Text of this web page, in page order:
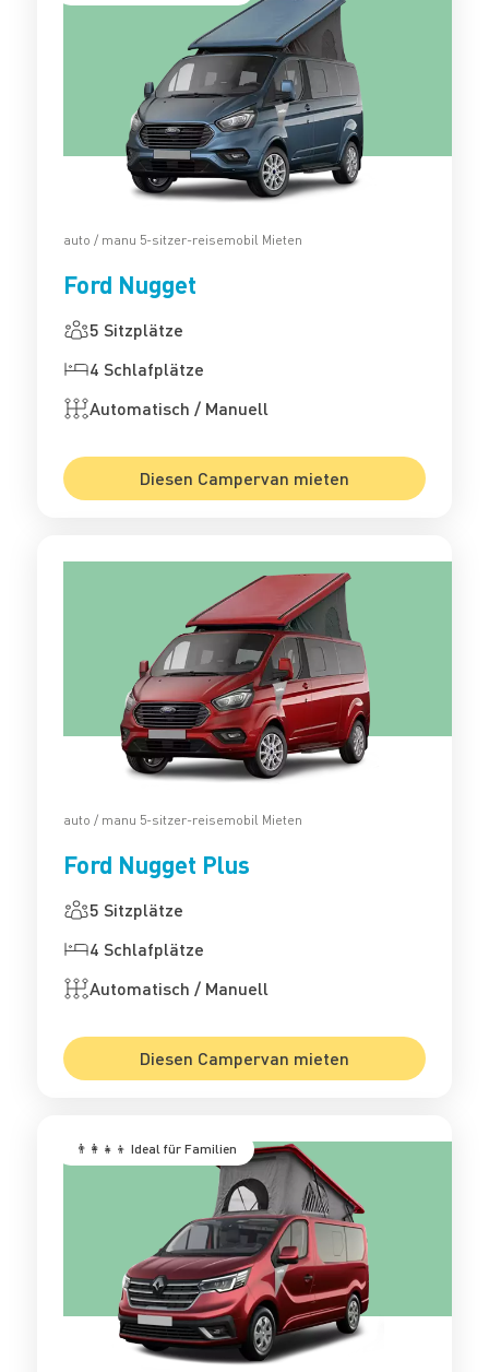
auto / manu 5-sitzer-reisemobil Mieten
Ford Nugget
5 Sitzplätze
4 Schlafplätze
Automatisch / Manuell
Diesen Campervan mieten
auto / manu 5-sitzer-reisemobil Mieten
Ford Nugget Plus
5 Sitzplätze
4 Schlafplätze
Automatisch / Manuell
Diesen Campervan mieten
‍‍‍ 👨‍👩‍👧‍👦 Ideal für Familien